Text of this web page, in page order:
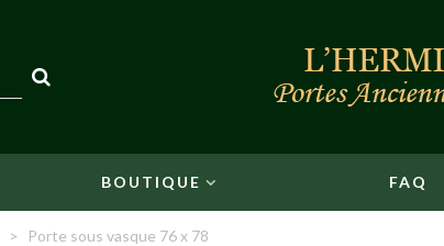
BOUTIQUE FAQ
> Porte sous vasque 76 x 78